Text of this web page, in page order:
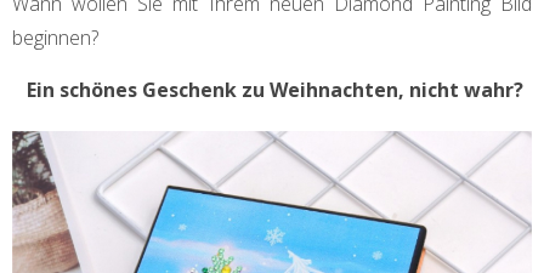
beginnen?
Ein schönes Geschenk zu Weihnachten, nicht wahr?